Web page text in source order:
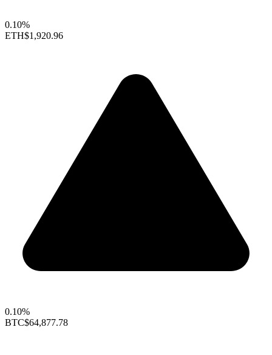
0.10%
ETH$1,920.96
0.10%
BTC$64,877.78